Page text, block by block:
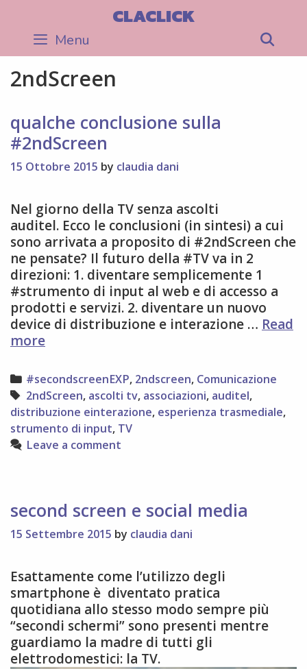
content
CLACLICK
Menu
2ndScreen
qualche conclusione sulla
#2ndScreen
15 Ottobre 2015 by claudia dani
Nel giorno della TV senza ascolti
auditel. Ecco le conclusioni (in sintesi) a cui
sono arrivata a proposito di #2ndScreen che
ne pensate? Il futuro della #TV va in 2
direzioni: 1. diventare semplicemente 1
#strumento di input al web e di accesso a
prodotti e servizi. 2. diventare un nuovo
device di distribuzione e interazione … Read
morequalche
sulla
#2ndScreen
Categories
#secondscreenEXP, 2ndscreen, Comunicazione
Tags
2ndScreen, ascolti tv, associazioni, auditel,
distribuzione einterazione, esperienza trasmediale,
strumento di input, TV
Leave a comment
second screen e social media
15 Settembre 2015 by claudia dani
Esattamente come l’utilizzo degli
smartphone è diventato pratica
quotidiana allo stesso modo sempre più
“secondi schermi” sono presenti mentre
guardiamo la madre di tutti gli
elettrodomestici: la TV.